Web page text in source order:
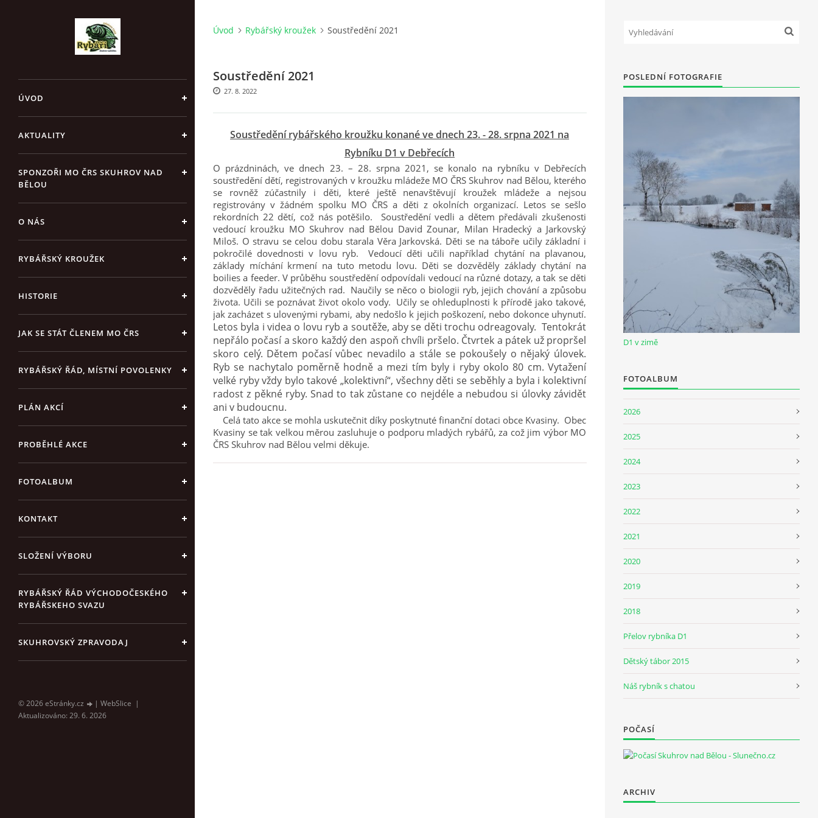
ÚVOD
AKTUALITY
SPONZOŘI MO ČRS SKUHROV NAD
BĚLOU
O NÁS
RYBÁŘSKÝ KROUŽEK
HISTORIE
JAK SE STÁT ČLENEM MO ČRS
RYBÁŘSKÝ ŘÁD, MÍSTNÍ POVOLENKY
PLÁN AKCÍ
PROBĚHLÉ AKCE
FOTOALBUM
KONTAKT
SLOŽENÍ VÝBORU
RYBÁŘSKÝ ŘÁD VÝCHODOČESKÉHO
RYBÁŘSKEHO SVAZU
SKUHROVSKÝ ZPRAVODAJ
© 2026 eStránky.cz | WebSlice |
Aktualizováno: 29. 6. 2026
Úvod Rybářský kroužek Soustředění 2021
Soustředění 2021
27. 8. 2022
Soustředění rybářského kroužku konané ve dnech 23. - 28. srpna 2021 na
Rybníku D1 v Debřecích
O prázdninách, ve dnech 23. – 28. srpna 2021, se konalo na rybníku v Debřecích
soustředění dětí, registrovaných v kroužku mládeže MO ČRS Skuhrov nad Bělou, kterého
se rovněž zúčastnily i děti, které ještě nenavštěvují kroužek mládeže a nejsou
registrovány v žádném spolku MO ČRS a děti z okolních organizací. Letos se sešlo
rekordních 22 dětí, což nás potěšilo. Soustředění vedli a dětem předávali zkušenosti
vedoucí kroužku MO Skuhrov nad Bělou David Zounar, Milan Hradecký a Jarkovský
Miloš. O stravu se celou dobu starala Věra Jarkovská. Děti se na táboře učily základní i
pokročilé dovednosti v lovu ryb. Vedoucí děti učili například chytání na plavanou,
základy míchání krmení na tuto metodu lovu. Děti se dozvěděly základy chytání na
boilies a feeder. V průběhu soustředění odpovídali vedoucí na různé dotazy, a tak se děti
dozvěděly řadu užitečných rad. Naučily se něco o biologii ryb, jejich chování a způsobu
života. Učili se poznávat život okolo vody. Učily se ohleduplnosti k přírodě jako takové,
jak zacházet s ulovenými rybami, aby nedošlo k jejich poškození, nebo dokonce uhynutí.
Letos byla i videa o lovu ryb a soutěže, aby se děti trochu odreagovaly. Tentokrát
nepřálo počasí a skoro každý den aspoň chvíli pršelo. Čtvrtek a pátek už propršel
skoro celý. Dětem počasí vůbec nevadilo a stále se pokoušely o nějaký úlovek.
Ryb se nachytalo poměrně hodně a mezi tím byly i ryby okolo 80 cm. Vytažení
velké ryby vždy bylo takové „kolektivní“, všechny děti se seběhly a byla i kolektivní
radost z pěkné ryby. Snad to tak zůstane co nejdéle a nebudou si úlovky závidět
ani v budoucnu.
Celá tato akce se mohla uskutečnit díky poskytnuté finanční dotaci obce Kvasiny. Obec
Kvasiny se tak velkou měrou zasluhuje o podporu mladých rybářů, za což jim výbor MO
ČRS Skuhrov nad Bělou velmi děkuje.
POSLEDNÍ FOTOGRAFIE
D1 v zimě
FOTOALBUM
2026
2025
2024
2023
2022
2021
2020
2019
2018
Přelov rybníka D1
Dětský tábor 2015
Náš rybník s chatou
POČASÍ
ARCHIV